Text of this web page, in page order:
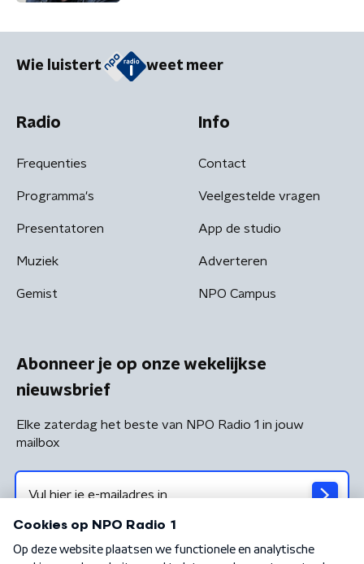
Wie luistert weet meer
Radio
Frequenties
Programma's
Presentatoren
Muziek
Gemist
Info
Contact
Veelgestelde vragen
App de studio
Adverteren
NPO Campus
Abonneer je op onze wekelijkse
nieuwsbrief
Elke zaterdag het beste van NPO Radio 1 in jouw
mailbox